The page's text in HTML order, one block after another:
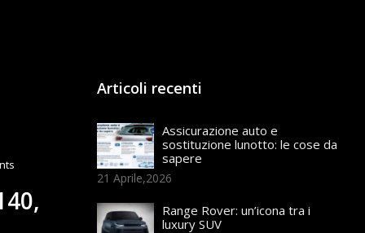
Articoli recenti
Assicurazione auto e
sostituzione lunotto: le cose da
sapere
21 Aprile,2026
Range Rover: un’icona tra i
luxury SUV